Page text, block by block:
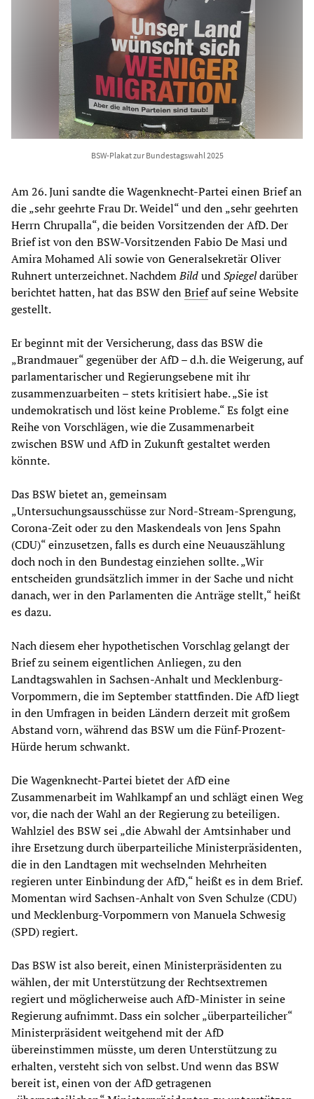
BSW-Plakat zur Bundestagswahl 2025
Am 26. Juni sandte die Wagenknecht-Partei einen Brief an
die „sehr geehrte Frau Dr. Weidel“ und den „sehr geehrten
Herrn Chrupalla“, die beiden Vorsitzenden der AfD. Der
Brief ist von den BSW-Vorsitzenden Fabio De Masi und
Amira Mohamed Ali sowie von Generalsekretär Oliver
Ruhnert unterzeichnet. NachdemBildundSpiegeldarüber
berichtet hatten, hat das BSW denBriefauf seine Website
gestellt.
Er beginnt mit der Versicherung, dass das BSW die
„Brandmauer“ gegenüber der AfD – d.h. die Weigerung, auf
parlamentarischer und Regierungsebene mit ihr
zusammenzuarbeiten – stets kritisiert habe. „Sie ist
undemokratisch und löst keine Probleme.“ Es folgt eine
Reihe von Vorschlägen, wie die Zusammenarbeit
zwischen BSW und AfD in Zukunft gestaltet werden
könnte.
Das BSW bietet an, gemeinsam
„Untersuchungsausschüsse zur Nord-Stream-Sprengung,
Corona-Zeit oder zu den Maskendeals von Jens Spahn
(CDU)“ einzusetzen, falls es durch eine Neuauszählung
doch noch in den Bundestag einziehen sollte. „Wir
entscheiden grundsätzlich immer in der Sache und nicht
danach, wer in den Parlamenten die Anträge stellt,“ heißt
es dazu.
Nach diesem eher hypothetischen Vorschlag gelangt der
Brief zu seinem eigentlichen Anliegen, zu den
Landtagswahlen in Sachsen-Anhalt und Mecklenburg-
Vorpommern, die im September stattfinden. Die AfD liegt
in den Umfragen in beiden Ländern derzeit mit großem
Abstand vorn, während das BSW um die Fünf-Prozent-
Hürde herum schwankt.
Die Wagenknecht-Partei bietet der AfD eine
Zusammenarbeit im Wahlkampf an und schlägt einen Weg
vor, die nach der Wahl an der Regierung zu beteiligen.
Wahlziel des BSW sei „die Abwahl der Amtsinhaber und
ihre Ersetzung durch überparteiliche Ministerpräsidenten,
die in den Landtagen mit wechselnden Mehrheiten
regieren unter Einbindung der AfD,“ heißt es in dem Brief.
Momentan wird Sachsen-Anhalt von Sven Schulze (CDU)
und Mecklenburg-Vorpommern von Manuela Schwesig
(SPD) regiert.
Das BSW ist also bereit, einen Ministerpräsidenten zu
wählen, der mit Unterstützung der Rechtsextremen
regiert und möglicherweise auch AfD-Minister in seine
Regierung aufnimmt. Dass ein solcher „überparteilicher“
Ministerpräsident weitgehend mit der AfD
übereinstimmen müsste, um deren Unterstützung zu
erhalten, versteht sich von selbst. Und wenn das BSW
bereit ist, einen von der AfD getragenen